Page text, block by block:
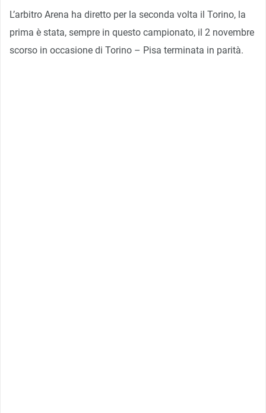
L’arbitro Arena ha diretto per la seconda volta il Torino, la
prima è stata, sempre in questo campionato, il 2 novembre
scorso in occasione di Torino – Pisa terminata in parità.